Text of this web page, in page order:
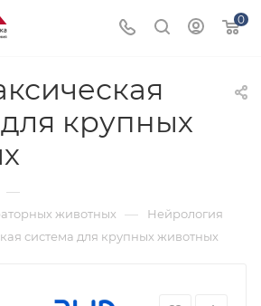
0
крупных
—
животных — Нейрология
система для крупных животных